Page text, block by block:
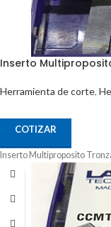
Inserto
Herramienta de corte,
COTIZAR
Inserto Multiproposito